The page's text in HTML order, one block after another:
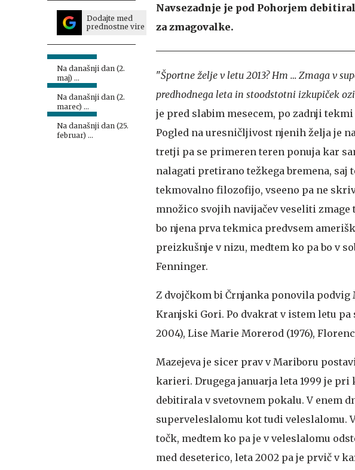
Dodajte med
prednostne vire
Na današnji dan (2.
maj) ...
Na današnji dan (2.
marec) …
Na današnji dan (25.
februar) …
Navsezadnje je pod Pohorjem
za zmagovalke.
"Športne želje v letu 2013? Hm … Zmaga v
predhodnega leta in stoodstotni izkupiček
je pred slabim mesecem, po zadnji
Pogled na uresničljivost njenih želja je
tretji pa se primeren teren ponuja kar
nalagati pretirano težkega bremena,
tekmovalno filozofijo, vseeno pa ne
množico svojih navijačev veseliti
bo njena prva tekmica predvsem
preizkušnje v nizu, medtem ko pa bo v
Fenninger.
Z dvojčkom bi Črnjanka ponovila podvig
Kranjski Gori. Po dvakrat v istem letu
2004), Lise Marie Morerod (1976),
Mazejeva je sicer prav v Mariboru
karieri. Drugega januarja leta 1999 je
debitirala v svetovnem pokalu. V enem
superveleslalomu kot tudi
točk, medtem ko pa je v veleslalomu
med deseterico, leta 2002 pa je prvič v